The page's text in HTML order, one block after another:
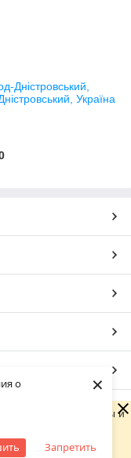
о
Запретить
×
Дністровський,
Україна
заказы и
работы сегодня
в ближайший